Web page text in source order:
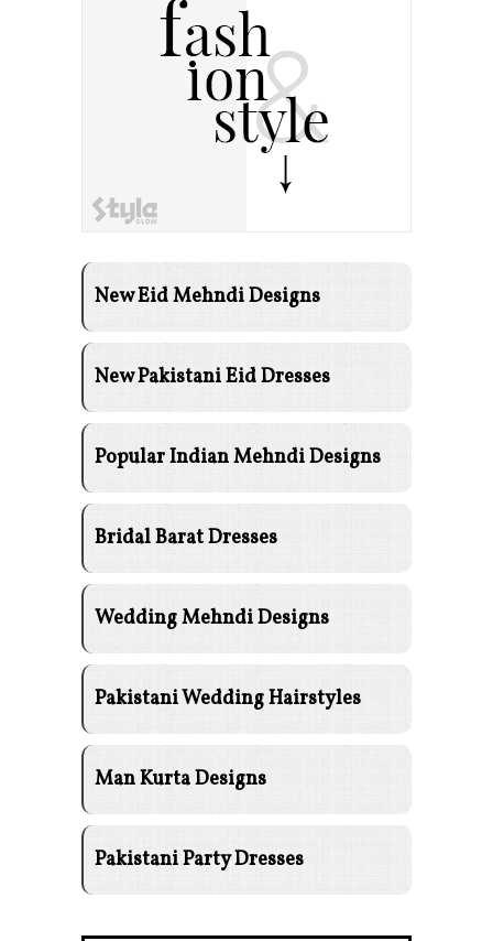
New Eid Mehndi Designs
New Pakistani Eid Dresses
Popular Indian Mehndi Designs
Bridal Barat Dresses
Wedding Mehndi Designs
Pakistani Wedding Hairstyles
Man Kurta Designs
Pakistani Party Dresses